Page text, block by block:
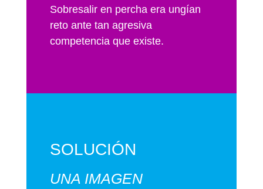
Sobresalir en percha era ungían
reto ante tan agresiva
competencia que existe.
SOLUCIÓN
UNA IMAGEN